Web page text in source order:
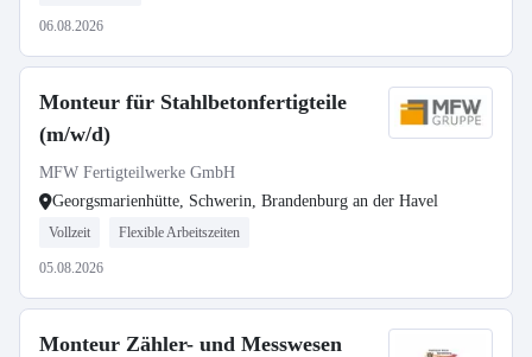
06.08.2026
Monteur für Stahlbetonfertigteile
(m/w/d)
MFW Fertigteilwerke GmbH
Georgsmarienhütte, Schwerin, Brandenburg an der Havel
Vollzeit Flexible Arbeitszeiten
05.08.2026
Monteur Zähler- und Messwesen